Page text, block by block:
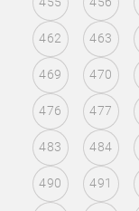
462 463
469 470
476 477
483 484
490 491